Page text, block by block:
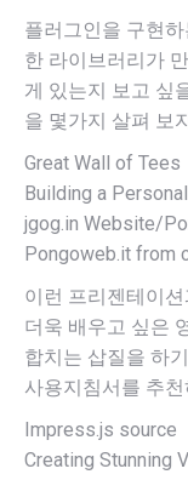
플러그인을 구현
한 라이브러리가
게 있는지 보고 싶
을 몇가지 살펴 보
Great Wall of Tees
Building a
jgog.in Website/
Pongoweb.it from
이런 프리젠테이
더욱 배우고 싶은
합치는 삽질을 하
사용지침서를 추
Impress.js source
Creating Stunning